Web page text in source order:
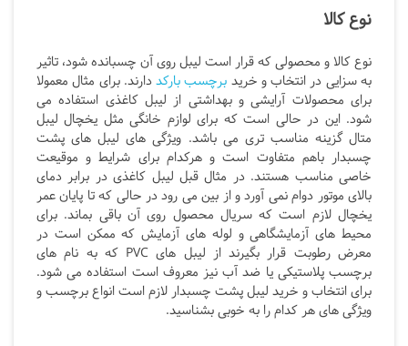
نوع کالا
نوع کالا و محصولی که قرار است لیبل روی آن چسبانده شود، تاثیر
به سزایی در انتخاب و خرید برچسب بارکددارند. برای مثال معمولا
برای محصولات آرایشی و بهداشتی از لیبل کاغذی استفاده می
شود. این در حالی است که برای لوازم خانگی مثل یخچال لیبل
متال گزینه مناسب تری می باشد. ویژگی های لیبل های پشت
چسبدار باهم متفاوت است و هرکدام برای شرایط و موقیعت
خاصی مناسب هستند. در مثال قبل لیبل کاغذی در برابر دمای
بالای موتور دوام نمی آورد و از بین می رود در حالی که تا پایان عمر
یخچال لازم است که سریال محصول روی آن باقی بماند. برای
محیط های آزمایشگاهی و لوله های آزمایش که ممکن است در
معرض رطوبت قرار بگیرند از لیبل های PVC که به نام های
برچسب پلاستیکی یا ضد آب نیز معروف است استفاده می شود.
برای انتخاب و خرید لیبل پشت چسبدار لازم است انواع برچسب و
ویژگی های هر کدام را به خوبی بشناسید.